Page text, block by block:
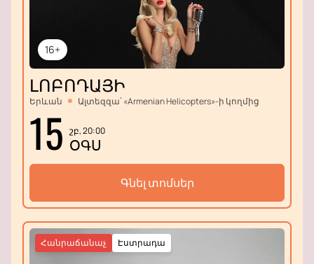
16+
ԼՈԲՈԴԱՅԻ
Երևան Ալտեզզա՝ «Armenian Helicopters»-ի կողմից
15 շբ, 20:00
ՕԳՍ
Գնել տոմսեր
Էստրադա
Հանրաճանաչ